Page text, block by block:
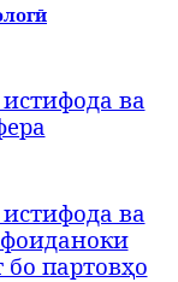
ва
ва
партовҳо